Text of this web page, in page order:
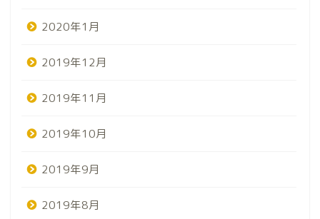
2020年1月
2019年12月
2019年11月
2019年10月
2019年9月
2019年8月